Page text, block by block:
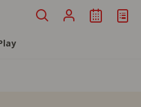
principal